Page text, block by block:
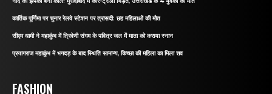
कार्तिक पूर्णिमा पर चुनार रेलवे स्टेशन पर त्रासदी: छह महिलाओं की मौत
सीएम धामी ने महाकुंभ में त्रिवेणी संगम के पवित्र जल में माता को कराया स्नान
प्रयागराज महाकुंभ में भगदड़ के बाद स्थिति सामान्य, किच्छा की महिला का मिला शव
FASHION